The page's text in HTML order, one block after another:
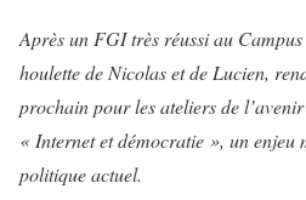
Après un FGI très réussi au
houlette de Nicolas et de Lucien,
prochain pour les ateliers de
« Internet et démocratie », un enjeu
politique actuel.